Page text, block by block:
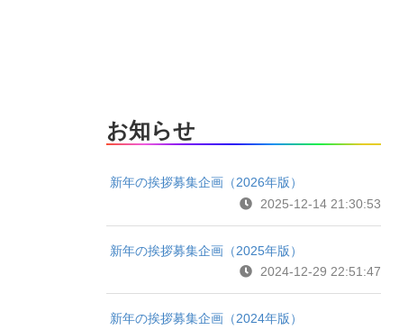
お知らせ
新年の挨拶募集企画（2026年版）
2025-12-14 21:30:53
新年の挨拶募集企画（2025年版）
2024-12-29 22:51:47
新年の挨拶募集企画（2024年版）